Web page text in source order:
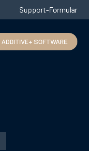
Support-Formular
ADDITIVE+ SOFTWARE